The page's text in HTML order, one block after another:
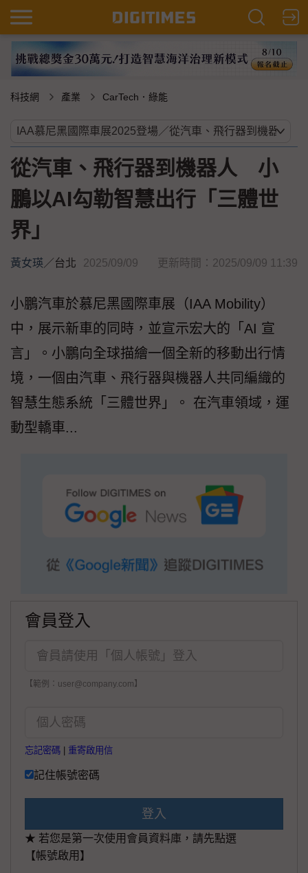
科技網 產業 CarTech．綠能
從汽車、飛行器到機器人 小
鵬以AI勾勒智慧出行「三體世
界」
黃女瑛／台北 2025/09/09 更新時間：2025/09/09 11:39
小鵬汽車於慕尼黑國際車展（IAA Mobility）
中，展示新車的同時，並宣示宏大的「AI 宣
言」。小鵬向全球描繪一個全新的移動出行情
境，一個由汽車、飛行器與機器人共同編織的
智慧生態系統「三體世界」。 在汽車領域，運
動型轎車...
會員登入
【範例：user@company.com】
忘記密碼 重寄啟用信
記住帳號密碼
登入
★ 若您是第一次使用會員資料庫，請先點選
【帳號啟用】